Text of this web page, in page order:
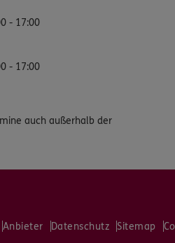
- 17:00
- 17:00
auch außerhalb der
Anbieter Datenschutz Sitemap